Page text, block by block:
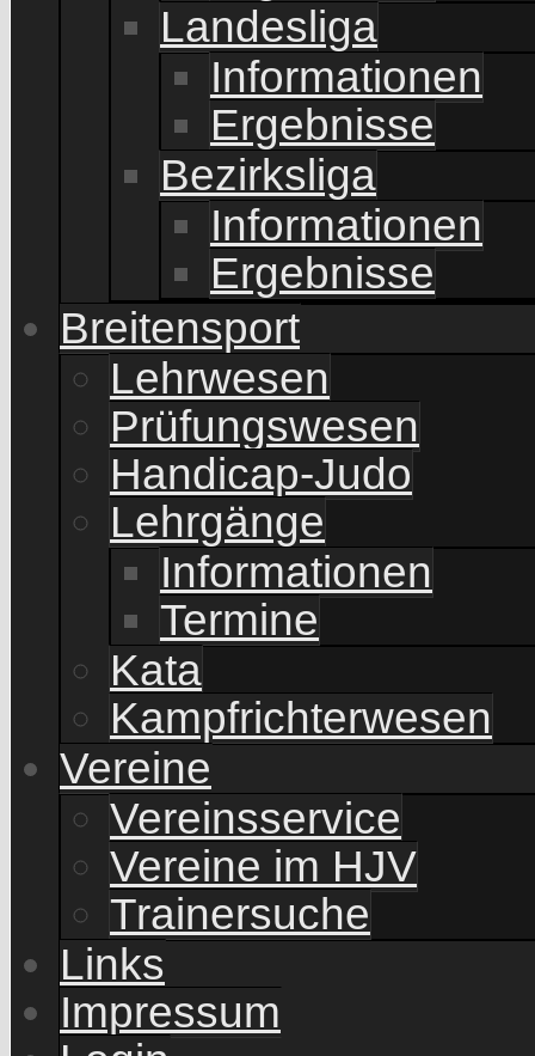
Landesliga
Informationen
Ergebnisse
Bezirksliga
Informationen
Ergebnisse
Breitensport
Lehrwesen
Prüfungswesen
Handicap-Judo
Lehrgänge
Informationen
Termine
Kata
Kampfrichterwesen
Vereine
Vereinsservice
Vereine im HJV
Trainersuche
Links
Impressum